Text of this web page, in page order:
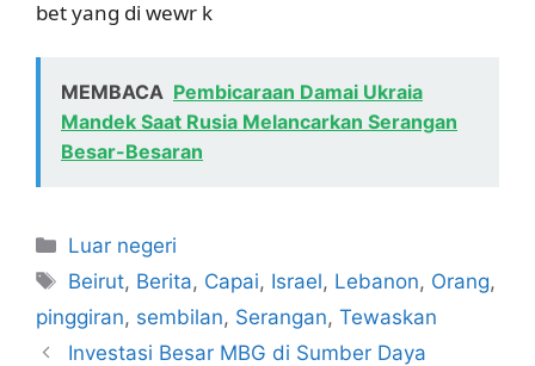
bet yang di wewr k
MEMBACA Pembicaraan Damai Ukraia
Mandek Saat Rusia Melancarkan Serangan
Besar-Besaran
Kategori
Luar negeri
Tag
Beirut, Berita, Capai, Israel, Lebanon, Orang,
pinggiran, sembilan, Serangan, Tewaskan
Investasi Besar MBG di Sumber Daya